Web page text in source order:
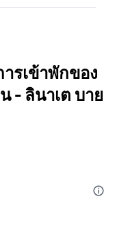
รเข้าพักของ
- ลินาเต บาย